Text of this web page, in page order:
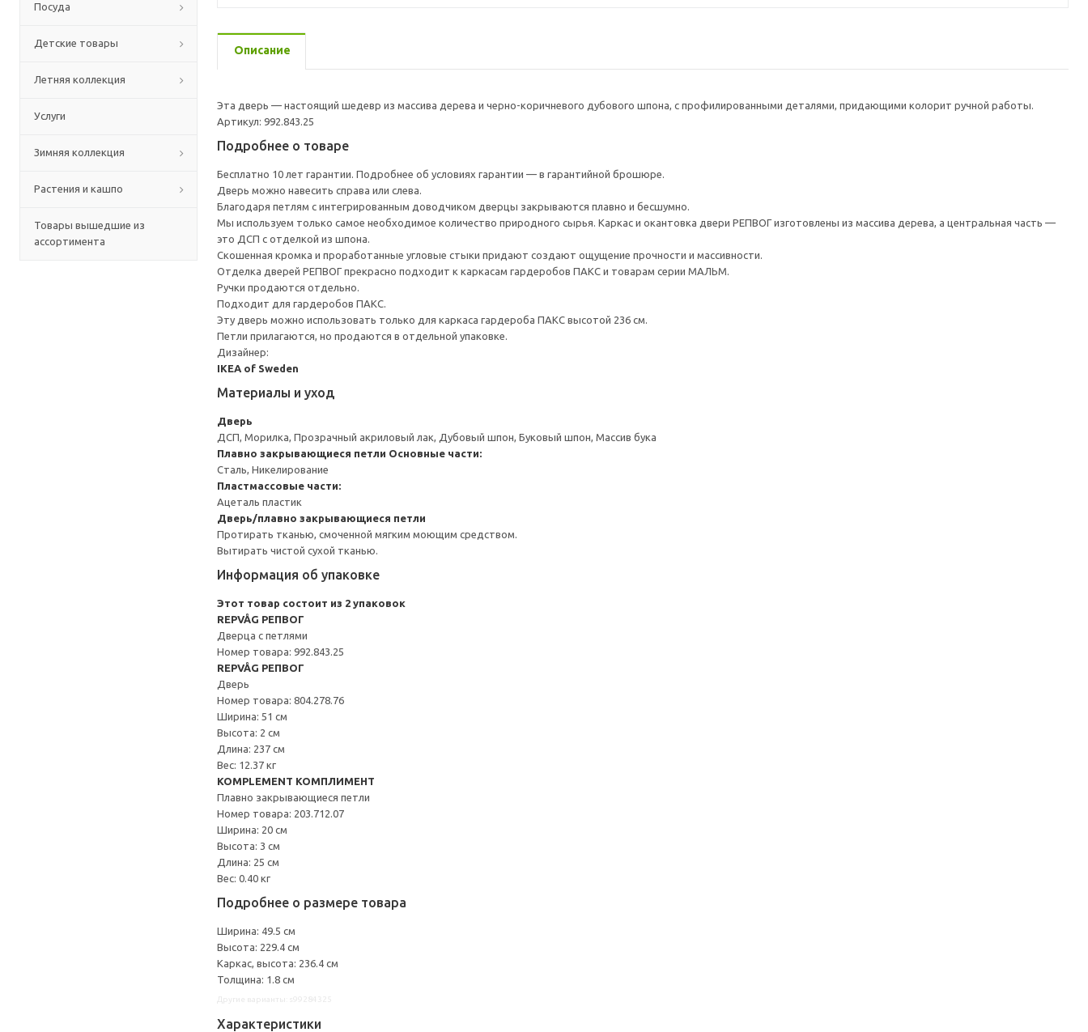
Посуда
Детские товары
Летняя коллекция
Услуги
Зимняя коллекция
Растения и кашпо
Товары вышедшие из
ассортимента
Описание
Эта дверь — настоящий шедевр из массива дерева и черно-коричневого дубового шпона, с профилированными деталями, придающими колорит ручной работы.
Артикул: 992.843.25
Подробнее о товаре
Бесплатно 10 лет гарантии. Подробнее об условиях гарантии — в гарантийной брошюре.
Дверь можно навесить справа или слева.
Благодаря петлям с интегрированным доводчиком дверцы закрываются плавно и бесшумно.
Мы используем только самое необходимое количество природного сырья. Каркас и окантовка двери РЕПВОГ изготовлены из массива дерева, а центральная часть —
это ДСП с отделкой из шпона.
Скошенная кромка и проработанные угловые стыки придают создают ощущение прочности и массивности.
Отделка дверей РЕПВОГ прекрасно подходит к каркасам гардеробов ПАКС и товарам серии МАЛЬМ.
Ручки продаются отдельно.
Подходит для гардеробов ПАКС.
Эту дверь можно использовать только для каркаса гардероба ПАКС высотой 236 см.
Петли прилагаются, но продаются в отдельной упаковке.
Дизайнер:
IKEA of Sweden
Материалы и уход
Дверь
ДСП, Морилка, Прозрачный акриловый лак, Дубовый шпон, Буковый шпон, Массив бука
Плавно закрывающиеся петли Основные части:
Сталь, Никелирование
Пластмассовые части:
Ацеталь пластик
Дверь/плавно закрывающиеся петли
Протирать тканью, смоченной мягким моющим средством.
Вытирать чистой сухой тканью.
Информация об упаковке
Этот товар состоит из 2 упаковок
REPVÅG РЕПВОГ
Дверца с петлями
Номер товара: 992.843.25
REPVÅG РЕПВОГ
Дверь
Номер товара: 804.278.76
Ширина: 51 см
Высота: 2 см
Длина: 237 см
Вес: 12.37 кг
KOMPLEMENT КОМПЛИМЕНТ
Плавно закрывающиеся петли
Номер товара: 203.712.07
Ширина: 20 см
Высота: 3 см
Длина: 25 см
Вес: 0.40 кг
Подробнее о размере товара
Ширина: 49.5 см
Высота: 229.4 см
Каркас, высота: 236.4 см
Толщина: 1.8 см
Характеристики